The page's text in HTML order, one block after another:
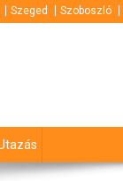
Szeged Szoboszló